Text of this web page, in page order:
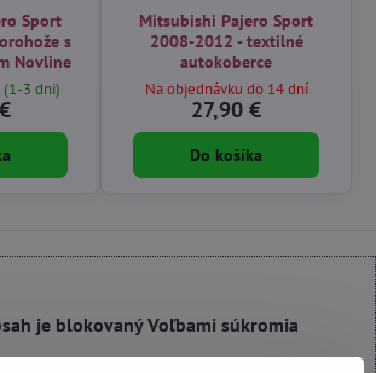
Sport
s
Novline
(1-3 dni)
Mitsubishi Pajero Sport
2008-2012 - textilné
autokoberce
Na objednávku do 14 dní
27,90 €
Do košíka
je blokovaný Voľbami súkromia